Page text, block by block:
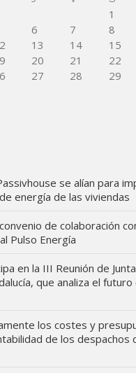
1
6 7 8
13 14 15
20 21 22
27 28 29
se alían para
energía de las viviendas
de colaboración
Pulso Energía
en la III Reunión de
que analiza el futuro
los costes y
de los despachos